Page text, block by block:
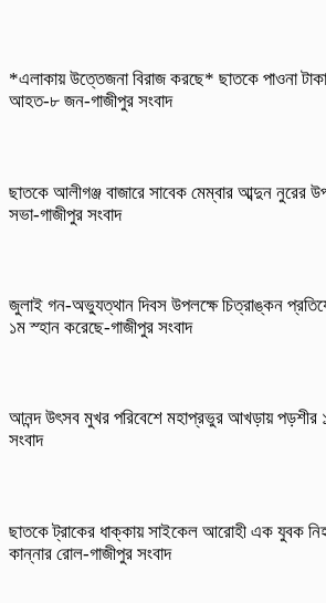
*এলাকায় উত্তেজনা বিরাজ করছে* ছাতকে পাওনা টাকা
আহত-৮ জন-গাজীপুর সংবাদ
ছাতকে আলীগঞ্জ বাজারে সাবেক মেম্বার আব্দুন নুরের
সভা-গাজীপুর সংবাদ
জুলাই গন-অভ্যুত্থান দিবস উপলক্ষে চিত্রাঙ্কন
১ম স্হান করেছে-গাজীপুর সংবাদ
আনন্দ উৎসব মুখর পরিবেশে মহাপ্রভুর আখড়ায় পড়শীর
সংবাদ
ছাতকে ট্রাকের ধাক্কায় সাইকেল আরোহী এক যুবক
কান্নার রোল-গাজীপুর সংবাদ